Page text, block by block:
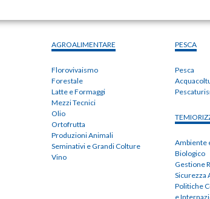
AGROALIMENTARE
Florovivaismo
Forestale
Latte e Formaggi
Mezzi Tecnici
Olio
Ortofrutta
Produzioni Animali
Seminativi e Grandi Colture
Vino
PESCA
Pesca
Ambiente
Biologico
Gestione
Sicurezza
Politiche
e